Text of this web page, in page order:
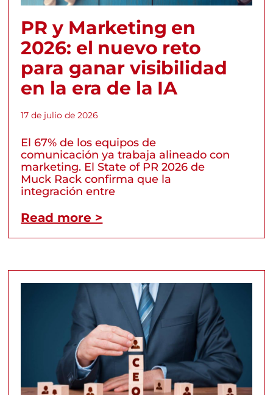
PR y Marketing en
2026: el nuevo reto
para ganar visibilidad
en la era de la IA
17 de julio de 2026
El 67% de los equipos de
comunicación ya trabaja alineado con
marketing. El State of PR 2026 de
Muck Rack confirma que la
integración entre
Read more >